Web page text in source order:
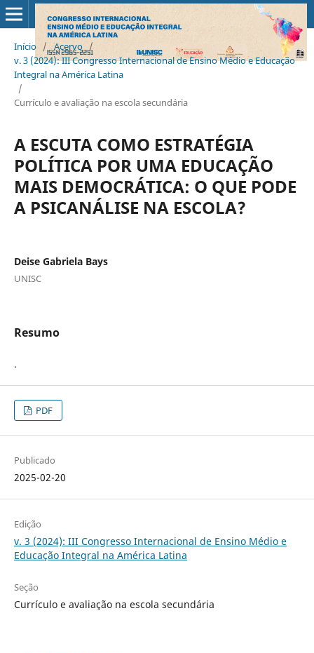
Início / Acervo /
v. 3 (2024): III Congresso Internacional de Ensino Médio e Educação
Integral na América Latina
/
Currículo e avaliação na escola secundária
A ESCUTA COMO ESTRATÉGIA
POLÍTICA POR UMA EDUCAÇÃO
MAIS DEMOCRÁTICA: O QUE PODE
A PSICANÁLISE NA ESCOLA?
Deise Gabriela Bays
UNISC
Resumo
.
PDF
Publicado
2025-02-20
Edição
v. 3 (2024): III Congresso Internacional de Ensino Médio e
Educação Integral na América Latina
Seção
Currículo e avaliação na escola secundária